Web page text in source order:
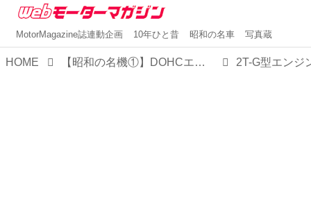
MotorMagazine誌連動企画 10年ひと昔 昭和の名車 写真蔵
HOME 【昭和の名機①】DOHCエンジンを身近な存在にした「トヨタ2T-G」の功績は大きい